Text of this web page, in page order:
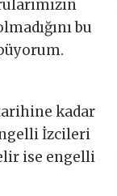
bu
kadar
İzcileri
ise engelli